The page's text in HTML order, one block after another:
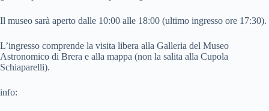
Il museo sarà aperto dalle 10:00 alle 18:00 (ultimo ingresso ore 17:30).
L’ingresso comprende la visita libera alla Galleria del Museo
Astronomico di Brera e alla mappa (non la salita alla Cupola
Schiaparelli).
info: